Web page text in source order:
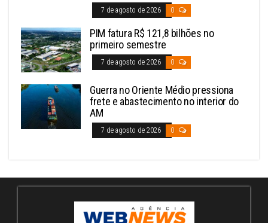
7 de agosto de 2026 0
PIM fatura R$ 121,8 bilhões no
primeiro semestre
7 de agosto de 2026 0
Guerra no Oriente Médio pressiona
frete e abastecimento no interior do
AM
7 de agosto de 2026 0